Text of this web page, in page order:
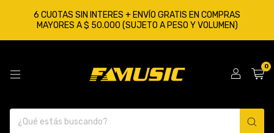
6 CUOTAS SIN INTERES + ENVÍO GRATIS EN COMPRAS
MAYORES A $ 50.000 (SUJETO A PESO Y VOLUMEN)
0